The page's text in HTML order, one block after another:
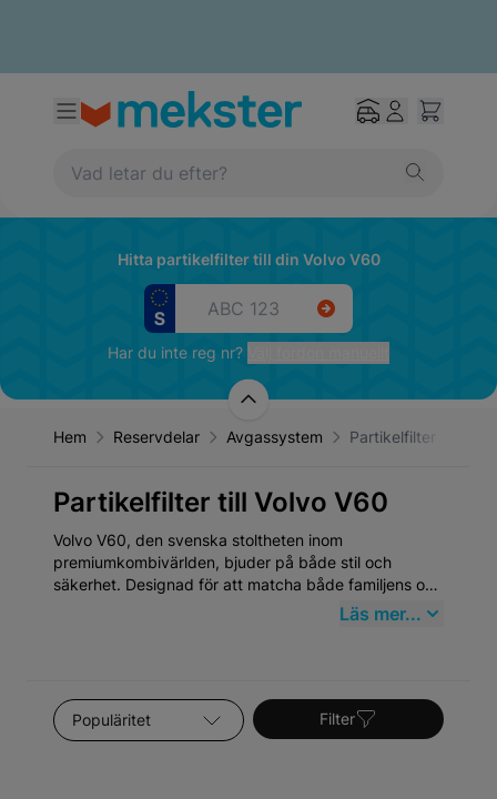
Hitta partikelfilter till din Volvo V60
Har du inte reg nr?
Hem Reservdelar Avgassystem Partikelfilter
Partikelfilter till Volvo V60
Volvo V60, den svenska stoltheten inom
premiumkombivärlden, bjuder på både stil och
säkerhet. Designad för att matcha både familjens och
förarens behov, detta fordon framhäver innovation
du dig om att din V60 alltid presterar på topp.
Läs mer...
Sortera efter Filter